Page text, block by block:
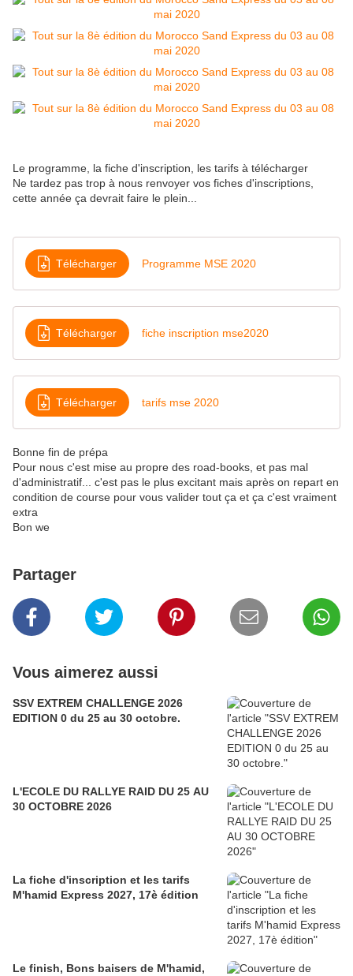
Le programme, la fiche d'inscription, les tarifs à télécharger
Ne tardez pas trop à nous renvoyer vos fiches d'inscriptions,
cette année ça devrait faire le plein...
Télécharger Programme MSE 2020
Télécharger fiche inscription mse2020
Télécharger tarifs mse 2020
Bonne fin de prépa
Pour nous c'est mise au propre des road-books, et pas mal
d'administratif... c'est pas le plus excitant mais après on repart en
condition de course pour vous valider tout ça et ça c'est vraiment
extra
Bon we
Partager
Vous aimerez aussi
SSV EXTREM CHALLENGE 2026
EDITION 0 du 25 au 30 octobre.
L'ECOLE DU RALLYE RAID DU 25 AU
30 OCTOBRE 2026
La fiche d'inscription et les tarifs
M'hamid Express 2027, 17è édition
Le finish, Bons baisers de M'hamid,